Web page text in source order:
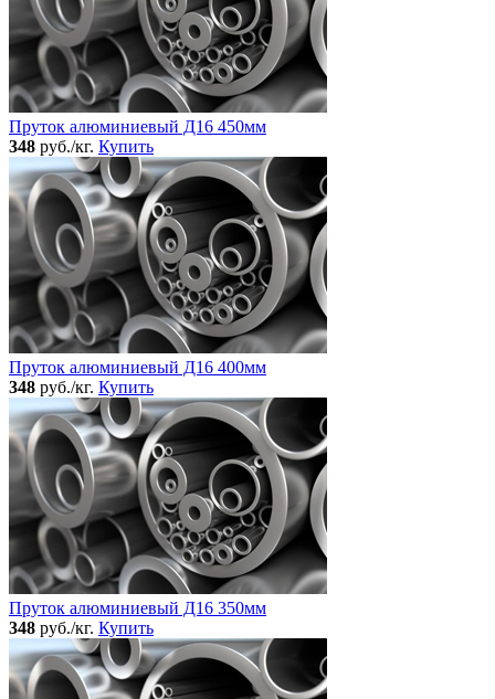
Пруток алюминиевый Д16 450мм
348 руб./кг. Купить
Пруток алюминиевый Д16 400мм
348 руб./кг. Купить
Пруток алюминиевый Д16 350мм
348 руб./кг. Купить